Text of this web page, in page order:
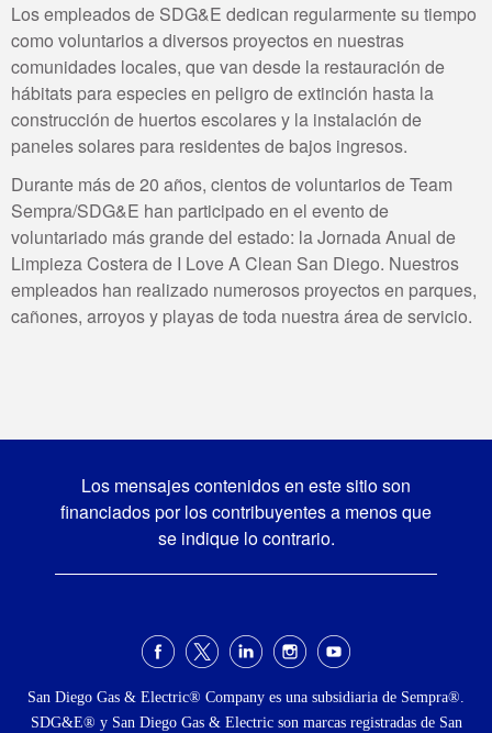
Los empleados de SDG&E dedican regularmente su tiempo
como voluntarios a diversos proyectos en nuestras
comunidades locales, que van desde la restauración de
hábitats para especies en peligro de extinción hasta la
construcción de huertos escolares y la instalación de
paneles solares para residentes de bajos ingresos.
Durante más de 20 años, cientos de voluntarios de Team
Sempra/SDG&E han participado en el evento de
voluntariado más grande del estado: la Jornada Anual de
Limpieza Costera de I Love A Clean San Diego. Nuestros
empleados han realizado numerosos proyectos en parques,
cañones, arroyos y playas de toda nuestra área de servicio.
Los mensajes contenidos en este sitio son
financiados por los contribuyentes a menos que
se indique lo contrario.
social
San Diego Gas & Electric® Company es una subsidiaria de Sempra®.
SDG&E® y San Diego Gas & Electric son marcas registradas de San